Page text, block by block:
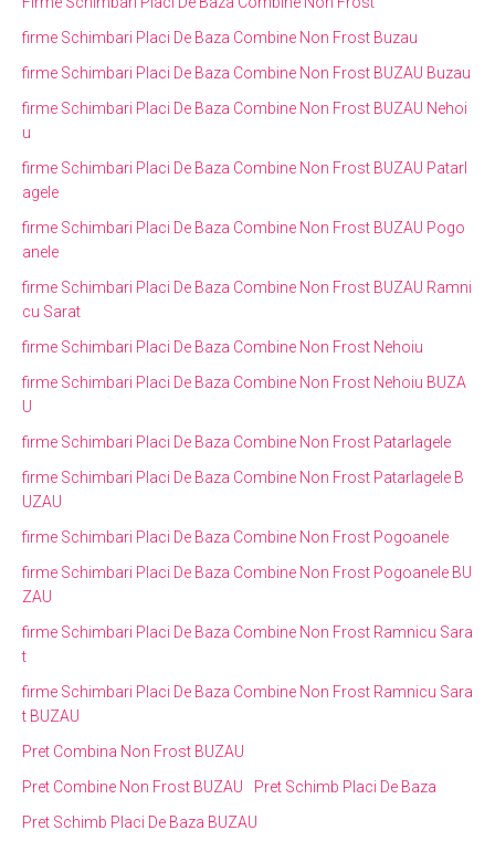
firme Schimbari Placi De Baza Combine Non Frost Buzau
firme Schimbari Placi De Baza Combine Non Frost BUZAU Buzau
firme Schimbari Placi De Baza Combine Non Frost BUZAU Nehoi
u
firme Schimbari Placi De Baza Combine Non Frost BUZAU Patarl
agele
firme Schimbari Placi De Baza Combine Non Frost BUZAU Pogo
anele
firme Schimbari Placi De Baza Combine Non Frost BUZAU Ramni
cu Sarat
firme Schimbari Placi De Baza Combine Non Frost Nehoiu
firme Schimbari Placi De Baza Combine Non Frost Nehoiu BUZA
U
firme Schimbari Placi De Baza Combine Non Frost Patarlagele
firme Schimbari Placi De Baza Combine Non Frost Patarlagele B
UZAU
firme Schimbari Placi De Baza Combine Non Frost Pogoanele
firme Schimbari Placi De Baza Combine Non Frost Pogoanele BU
ZAU
firme Schimbari Placi De Baza Combine Non Frost Ramnicu Sara
t
firme Schimbari Placi De Baza Combine Non Frost Ramnicu Sara
t BUZAU
Pret Combina Non Frost BUZAU
Pret Combine Non Frost BUZAU
Pret Schimb Placi De Baza
Pret Schimb Placi De Baza BUZAU